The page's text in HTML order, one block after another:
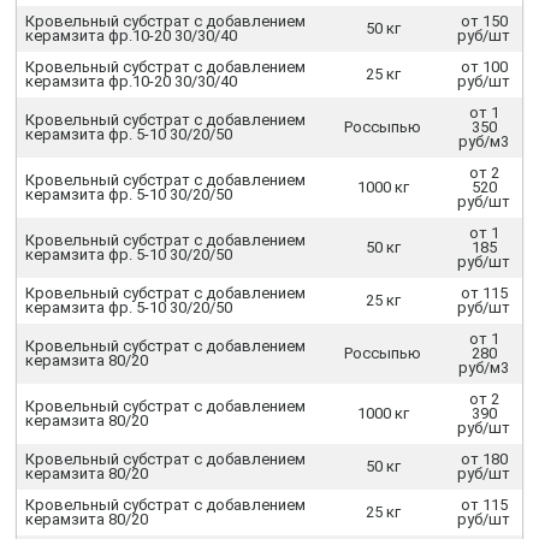
Кровельный субстрат с добавлением
керамзита фр.10-20 30/30/40
50 кг
от 150
руб/шт
Кровельный субстрат с добавлением
керамзита фр.10-20 30/30/40
25 кг
от 100
руб/шт
Кровельный субстрат с добавлением
керамзита фр. 5-10 30/20/50
Россыпью
от 1
350
руб/м3
Кровельный субстрат с добавлением
керамзита фр. 5-10 30/20/50
1000 кг
от 2
520
руб/шт
Кровельный субстрат с добавлением
керамзита фр. 5-10 30/20/50
50 кг
от 1
185
руб/шт
Кровельный субстрат с добавлением
керамзита фр. 5-10 30/20/50
25 кг
от 115
руб/шт
Кровельный субстрат с добавлением
керамзита 80/20
Россыпью
от 1
280
руб/м3
Кровельный субстрат с добавлением
керамзита 80/20
1000 кг
от 2
390
руб/шт
Кровельный субстрат с добавлением
керамзита 80/20
50 кг
от 180
руб/шт
Кровельный субстрат с добавлением
керамзита 80/20
25 кг
от 115
руб/шт